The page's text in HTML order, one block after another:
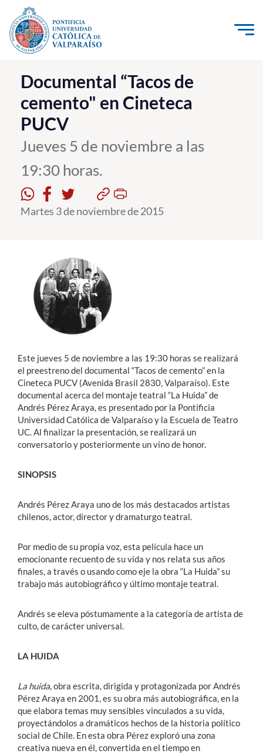
Click acá para ir directamente al contenido
La Universidad
Investigación, Creación e Innovación
PUCV Internacional
Vinculación con el Medio
Admisión
Pregrado
Formación Continua
Estudiantes
Académicos
Alumni
English
Documental “Tacos de
cemento" en Cineteca
PUCV
Jueves 5 de noviembre a las
19:30 horas.
Martes 3 de noviembre de 2015
Este jueves 5 de noviembre a las 19:30 horas se realizará
el preestreno del documental “Tacos de cemento” en la
Cineteca PUCV (Avenida Brasil 2830, Valparaíso). Este
documental acerca del montaje teatral “La Huida” de
Andrés Pérez Araya, es presentado por la Pontificia
Universidad Católica de Valparaíso y la Escuela de Teatro
UC. Al finalizar la presentación, se realizará un
conversatorio y posteriormente un vino de honor.
SINOPSIS
Andrés Pérez Araya uno de los más destacados artistas
chilenos, actor, director y dramaturgo teatral.
Por medio de su propia voz, esta película hace un
emocionante recuento de su vida y nos relata sus años
finales, a través o usando como eje la obra “La Huida” su
trabajo más autobiográfico y último montaje teatral.
Andrés se eleva póstumamente a la categoría de artista de
culto, de carácter universal.
LA HUIDA
La huida, obra escrita, dirigida y protagonizada por Andrés
Pérez Araya en 2001, es su obra más autobiográfica, en la
que elabora temas muy sensibles vinculados a su vida,
proyectándolos a dramáticos hechos de la historia político
social de Chile. En esta obra Pérez exploró una zona
creativa nueva en él, convertida en el tiempo en